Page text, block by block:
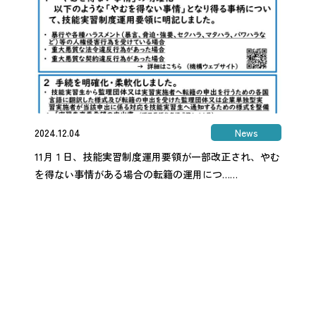
2024.12.04
News
11月１日、技能実習制度運用要領が一部改正され、やむ
を得ない事情がある場合の転籍の運用につ……